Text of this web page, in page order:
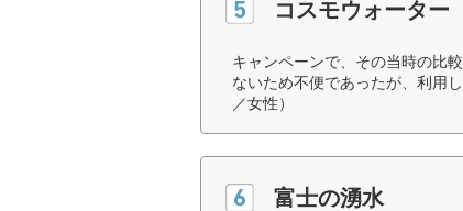
コスモウォーター
キャンペーンで、その当時の比
ないため不便であったが、利用
／女性）
富士の湧水